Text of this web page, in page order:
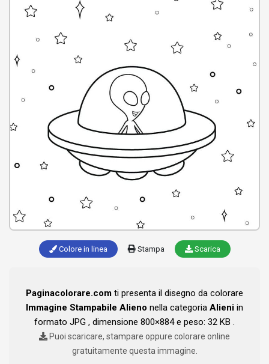
Colore in linea Stampa Scarica
Paginacolorare.com ti presenta il disegno da colorare
Immagine Stampabile Alieno nella categoria Alieni in
formato JPG , dimensione 800×884 e peso: 32 KB .
Puoi scaricare, stampare oppure colorare online
gratuitamente questa immagine.